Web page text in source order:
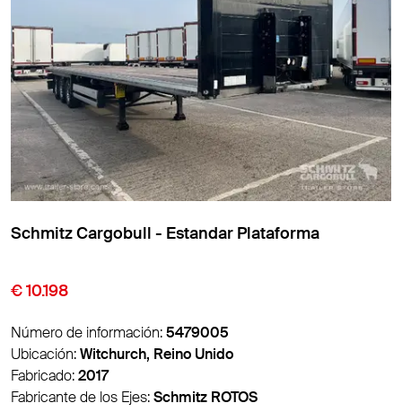
Schmitz Cargobull - Estandar Plataforma
€ 10.198
Número de información:5479005
Ubicación:Witchurch, Reino Unido
Fabricado:2017
Fabricante de los Ejes:Schmitz ROTOS